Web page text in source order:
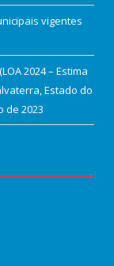
vigentes
2024 – Estima
Estado do
de 2023